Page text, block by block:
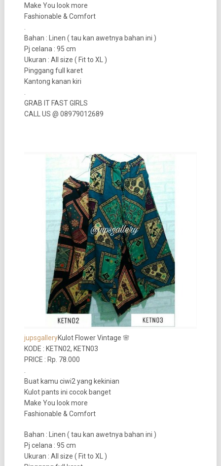
Make You look more
Fashionable & Comfort
.
Bahan : Linen ( tau kan awetnya bahan ini )
Pj celana : 95 cm
Ukuran : All size ( Fit to XL )
Pinggang full karet
Kantong kanan kiri
.
GRAB IT FAST GIRLS
CALL US @ 08979012689
jupsgalleryKulot Flower Vintage 🌸
KODE : KETN02, KETN03
PRICE : Rp. 78.000
.
Buat kamu ciwi2 yang kekinian
Kulot pants ini cocok banget
Make You look more
Fashionable & Comfort
Bahan : Linen ( tau kan awetnya bahan ini )
Pj celana : 95 cm
Ukuran : All size ( Fit to XL )